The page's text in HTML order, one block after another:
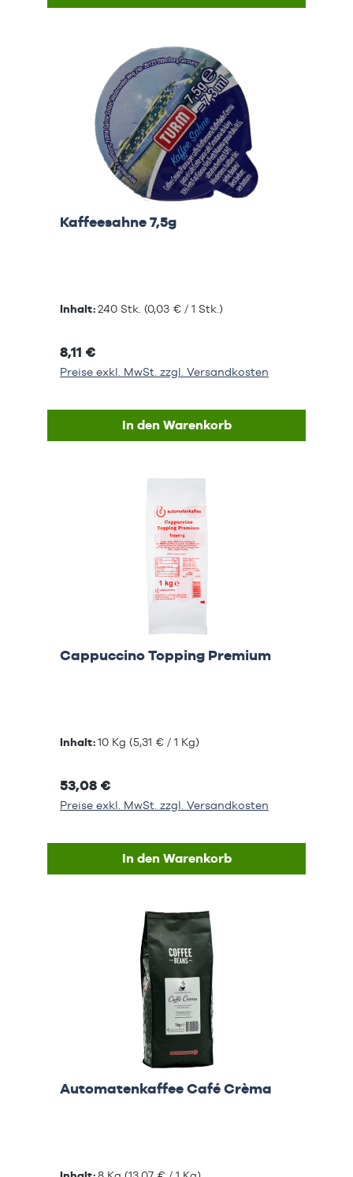
Kaffeesahne 7,5g
Inhalt:240 Stk. (0,03 € / 1 Stk.)
8,11 €
Preise exkl. MwSt. zzgl. Versandkosten
In den Warenkorb
Cappuccino Topping Premium
Inhalt:10 Kg (5,31 € / 1 Kg)
53,08 €
Preise exkl. MwSt. zzgl. Versandkosten
In den Warenkorb
Automatenkaffee Café Crèma